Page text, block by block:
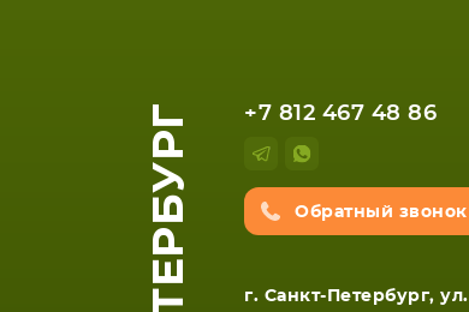
+7 812 467 48 86
Обратный звонок
г. Санкт-Петербург, ул.